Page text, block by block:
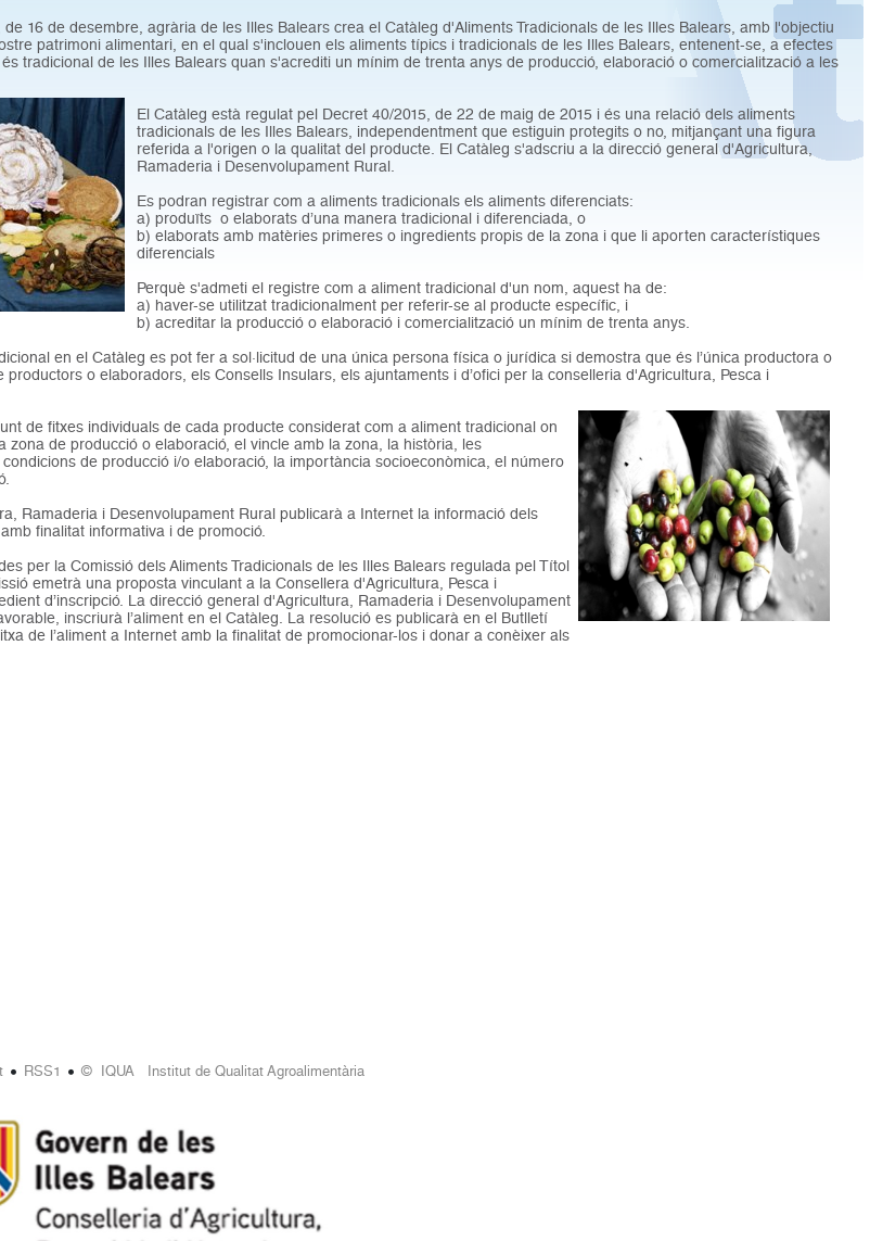
de 16 de desembre, agrària de les Illes Balears crea el Catàleg d'Aliments Tradicionals de les Illes Balears, amb l'objectiu
patrimoni alimentari, en el qual s'inclouen els aliments típics i tradicionals de les Illes Balears, entenent-se, a efectes
tradicional de les Illes Balears quan s'acrediti un mínim de trenta anys de producció, elaboració o comercialització a les
El Catàleg està regulat pel Decret 40/2015, de 22 de maig de 2015 i és una relació dels aliments
tradicionals de les Illes Balears, independentment que estiguin protegits o no, mitjançant una figura
referida a l'origen o la qualitat del producte. El Catàleg s'adscriu a la direcció general d'Agricultura,
Ramaderia i Desenvolupament Rural.
Es podran registrar com a aliments tradicionals els aliments diferenciats:
a) produïts o elaborats d’una manera tradicional i diferenciada, o
b) elaborats amb matèries primeres o ingredients propis de la zona i que li aporten característiques
diferencials
Perquè s'admeti el registre com a aliment tradicional d'un nom, aquest ha de:
a) haver-se utilitzat tradicionalment per referir-se al producte específic, i
b) acreditar la producció o elaboració i comercialització un mínim de trenta anys.
en el Catàleg es pot fer a sol·licitud de una única persona física o jurídica si demostra que és l’única productora o
o elaboradors, els Consells Insulars, els ajuntaments i d’ofici per la conselleria d'Agricultura, Pesca i
de fitxes individuals de cada producte considerat com a aliment tradicional on
zona de producció o elaboració, el vincle amb la zona, la història, les
de producció i/o elaboració, la importància socioeconòmica, el número
Ramaderia i Desenvolupament Rural publicarà a Internet la informació dels
finalitat informativa i de promoció.
per la Comissió dels Aliments Tradicionals de les Illes Balears regulada pel Títol
emetrà una proposta vinculant a la Consellera d'Agricultura, Pesca i
d’inscripció. La direcció general d'Agricultura, Ramaderia i Desenvolupament
inscriurà l’aliment en el Catàleg. La resolució es publicarà en el Butlletí
de l’aliment a Internet amb la finalitat de promocionar-los i donar a conèixer als
• RSS1 • © IQUA Institut de Qualitat Agroalimentària